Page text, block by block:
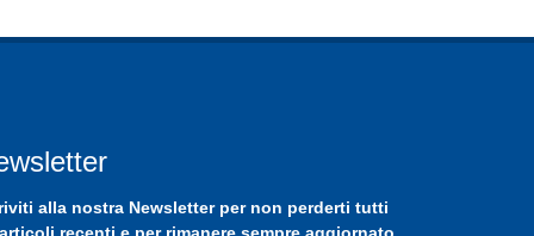
alla nostra Newsletterper non perderti tutti